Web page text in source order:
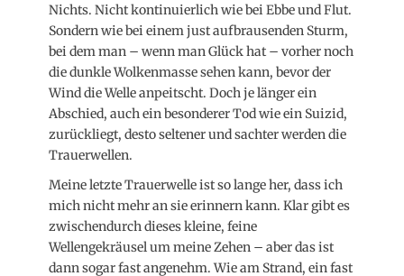
Nichts. Nicht kontinuierlich wie bei Ebbe und Flut.
Sondern wie bei einem just aufbrausenden Sturm,
bei dem man – wenn man Glück hat – vorher noch
die dunkle Wolkenmasse sehen kann, bevor der
Wind die Welle anpeitscht. Doch je länger ein
Abschied, auch ein besonderer Tod wie ein Suizid,
zurückliegt, desto seltener und sachter werden die
Trauerwellen.
Meine letzte Trauerwelle ist so lange her, dass ich
mich nicht mehr an sie erinnern kann. Klar gibt es
zwischendurch dieses kleine, feine
Wellengekräusel um meine Zehen – aber das ist
dann sogar fast angenehm. Wie am Strand, ein fast